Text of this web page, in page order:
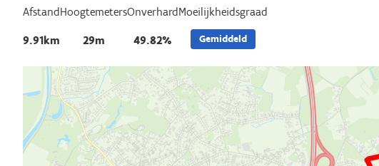
Afstand
9.91km
Hoogtemeters
29m
Onverhard
49.82%
Moeilijkheidsgraad
Gemiddeld